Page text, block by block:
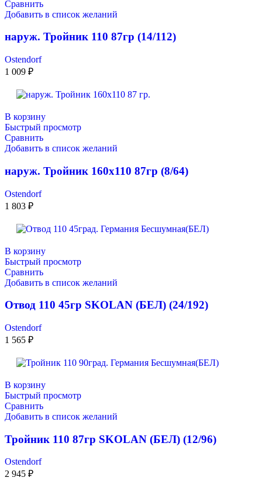
Сравнить
Добавить в список желаний
наруж. Тройник 110 87гр (14/112)
Ostendorf
1 009 ₽
В корзину
Быстрый просмотр
Сравнить
Добавить в список желаний
наруж. Тройник 160х110 87гр (8/64)
Ostendorf
1 803 ₽
В корзину
Быстрый просмотр
Сравнить
Добавить в список желаний
Отвод 110 45гр SKOLAN (БЕЛ) (24/192)
Ostendorf
1 565 ₽
В корзину
Быстрый просмотр
Сравнить
Добавить в список желаний
Тройник 110 87гр SKOLAN (БЕЛ) (12/96)
Ostendorf
2 945 ₽